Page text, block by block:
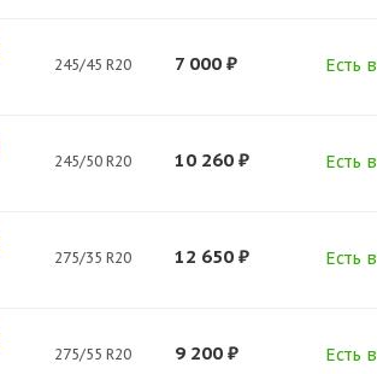
245/45 R20 7 000 ₽ Есть
245/50 R20 10 260 ₽ Есть
275/35 R20 12 650 ₽ Есть
275/55 R20 9 200 ₽ Есть